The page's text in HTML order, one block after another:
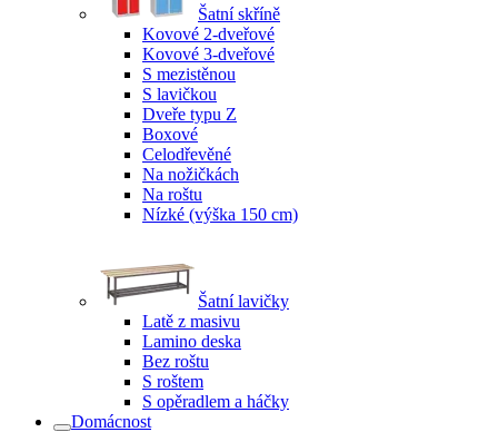
Šatní skříně
Kovové 2-dveřové
Kovové 3-dveřové
S mezistěnou
S lavičkou
Dveře typu Z
Boxové
Celodřevěné
Na nožičkách
Na roštu
Nízké (výška 150 cm)
Šatní lavičky
Latě z masivu
Lamino deska
Bez roštu
S roštem
S opěradlem a háčky
Domácnost